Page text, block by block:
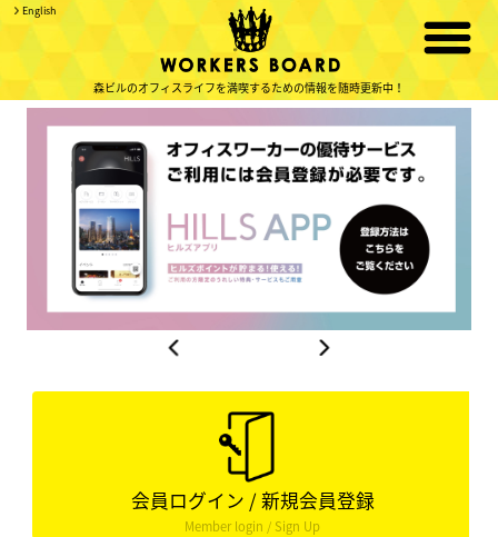
English
森ビルのオフィスライフを満喫するための情報を随時更新中！
会員ログイン / 新規会員登録
Member login / Sign Up